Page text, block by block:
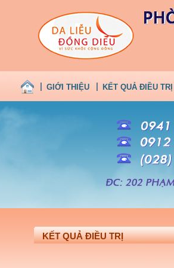
GIỚI THIỆU KẾT QUẢ ĐIỀU TRỊ
KẾT QUẢ ĐIỀU TRỊ